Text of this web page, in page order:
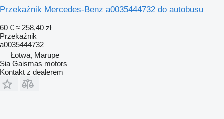
Przekaźnik Mercedes-Benz a0035444732 do autobusu
60 € ≈ 258,40 zł
Przekaźnik
a0035444732
Łotwa, Mārupe
Sia Gaismas motors
Kontakt z dealerem